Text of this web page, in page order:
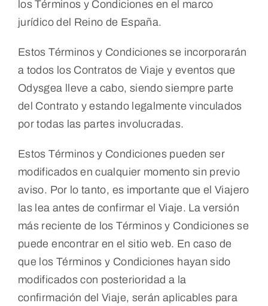
los Términos y Condiciones en el marco
jurídico del Reino de España.
Estos Términos y Condiciones se incorporarán
a todos los Contratos de Viaje y eventos que
Odysgea lleve a cabo, siendo siempre parte
del Contrato y estando legalmente vinculados
por todas las partes involucradas.
Estos Términos y Condiciones pueden ser
modificados en cualquier momento sin previo
aviso. Por lo tanto, es importante que el Viajero
las lea antes de confirmar el Viaje. La versión
más reciente de los Términos y Condiciones se
puede encontrar en el sitio web. En caso de
que los Términos y Condiciones hayan sido
modificados con posterioridad a la
confirmación del Viaje, serán aplicables para